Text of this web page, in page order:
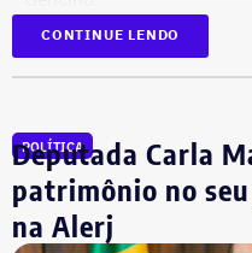
Além dela, outros 12 réus
Teixeira, da 3ª Vara
Criminosa do Tribunal de
*Com informações do g1
CONTINUE LENDO
POLÍTICA
Deputada Carla
patrimônio no
na Alerj